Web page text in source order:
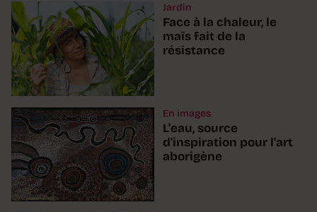
Jardin
Face à la chaleur, le
maïs fait de la
résistance
En images
L'eau, source
d'inspiration pour l'art
aborigène